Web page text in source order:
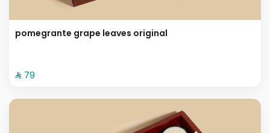
pomegrante grape leaves original
⁨⁦‪‬ 79⁩